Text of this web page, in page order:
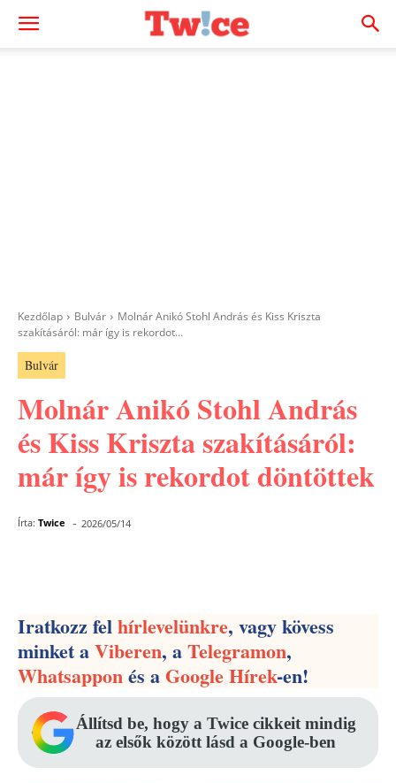
Kezdőlap Bulvár
Molnár Anikó Stohl András és Kiss Kriszta
szakításáról: már így is rekordot...
Bulvár
Molnár Anikó Stohl András
és Kiss Kriszta szakításáról:
már így is rekordot döntöttek
Írta: Twice - 2026/05/14
Iratkozz felhírlevelünkre, vagy kövess
minket aViberen, aTelegramon,
Whatsapponés aGoogle Hírek-en!
Állítsd be, hogy a Twice cikkeit mindig
az elsők között lásd a Google-ben